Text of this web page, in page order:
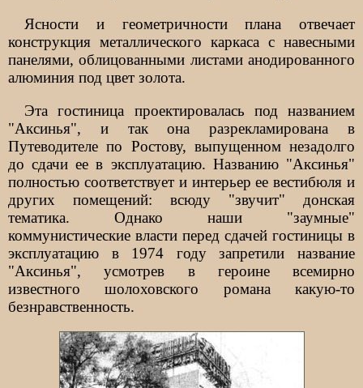
Ясности и геометричности плана отвечает
конструкция металлического каркаса с навесными
панелями, облицованными листами анодированного
алюминия под цвет золота.
Эта гостиница проектировалась под названием
"Аксинья", и так она разрекламирована в
Путеводителе по Ростову, выпущенном незадолго
до сдачи ее в эксплуатацию. Названию "Аксинья"
полностью соответствует и интерьер ее вестибюля и
других помещений: всюду "звучит" донская
тематика. Однако наши "заумные"
коммунистические власти перед сдачей гостиницы в
эксплуатацию в 1974 году запретили название
"Аксинья", усмотрев в героине всемирно
известного шолоховского романа какую-то
безнравственность.